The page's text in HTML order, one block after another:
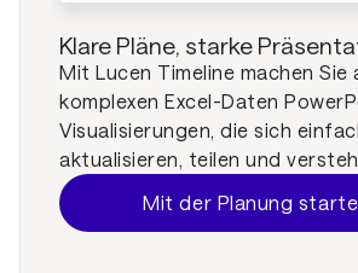
Klare Pläne, starke
Mit Lucen Timeline machen Sie
komplexen Excel-Daten
Visualisierungen, die sich
aktualisieren, teilen und
Mit der Planung